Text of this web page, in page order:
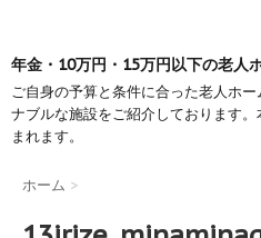
年金・10万円・15万円以下の老人
ご自身の予算と条件に合った老人ホ
ナブルな施設をご紹介しております
まれます。
ホーム >